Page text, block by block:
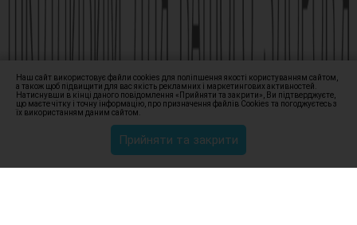
Наш сайт використовує файли cookies для поліпшення якості користуванням сайтом,
а також щоб підвищити для вас якість рекламних і маркетингових активностей.
Натиснувши в кінці даного повідомлення «Прийняти та закрити», Ви підтверджуєте,
що маєте чітку і точну інформацію, про призначення файлів Сookies та погоджуєтесь з
їх використанням даним сайтом.
Прийняти та закрити